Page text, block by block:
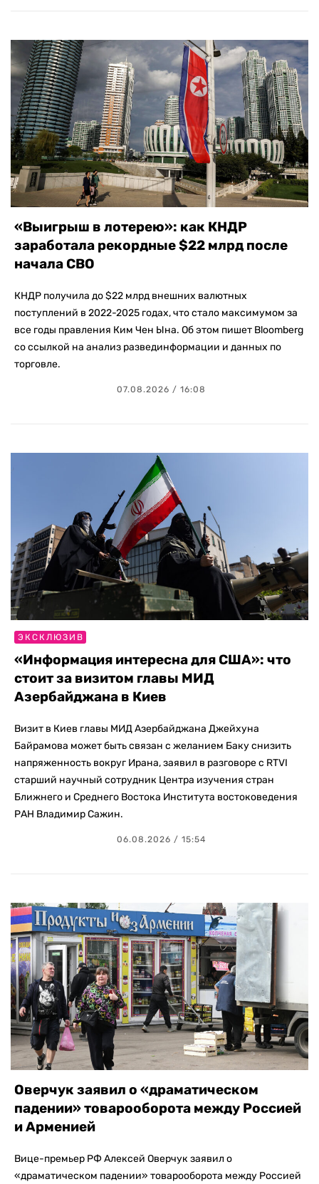
«Выигрыш в лотерею»: как КНДР
заработала рекордные $22 млрд после
начала СВО
КНДР получила до $22 млрд внешних валютных
поступлений в 2022-2025 годах, что стало максимумом за
все годы правления Ким Чен Ына. Об этом пишет Bloomberg
со ссылкой на анализ развединформации и данных по
торговле.
07.08.2026 / 16:08
ЭКСКЛЮЗИВ
«Информация интересна для США»: что
стоит за визитом главы МИД
Азербайджана в Киев
Визит в Киев главы МИД Азербайджана Джейхуна
Байрамова может быть связан с желанием Баку снизить
напряженность вокруг Ирана, заявил в разговоре с RTVI
старший научный сотрудник Центра изучения стран
Ближнего и Среднего Востока Института востоковедения
РАН Владимир Сажин.
06.08.2026 / 15:54
Оверчук заявил о «драматическом
падении» товарооборота между Россией
и Арменией
Вице-премьер РФ Алексей Оверчук заявил о
«драматическом падении» товарооборота между Россией